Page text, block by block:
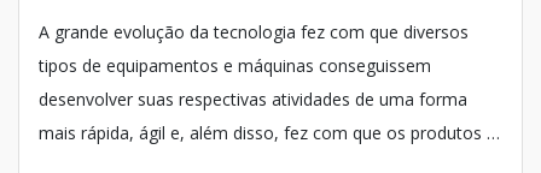
A grande evolução da tecnologia fez com que diversos
tipos de equipamentos e máquinas conseguissem
desenvolver suas respectivas atividades de uma forma
mais rápida, ágil e, além disso, fez com que os produtos e